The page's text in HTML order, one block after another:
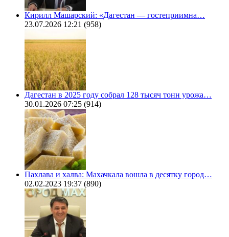
Кирилл Машарский: «Дагестан — гостеприимна…
23.07.2026 12:21 (958)
Дагестан в 2025 году собрал 128 тысяч тонн урожа…
30.01.2026 07:25 (914)
Пахлава и халва: Махачкала вошла в десятку город…
02.02.2023 19:37 (890)